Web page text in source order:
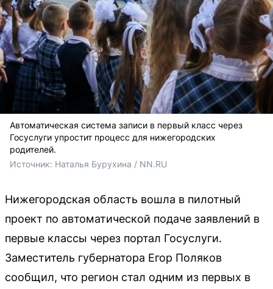
Автоматическая система записи в первый класс через
Госуслуги упростит процесс для нижегородских
родителей.
Источник: Наталья Бурухина / NN.RU
Нижегородская область вошла в пилотный
проект по автоматической подаче заявлений в
первые классы через портал Госуслуги.
Заместитель губернатора Егор Поляков
сообщил, что регион стал одним из первых в